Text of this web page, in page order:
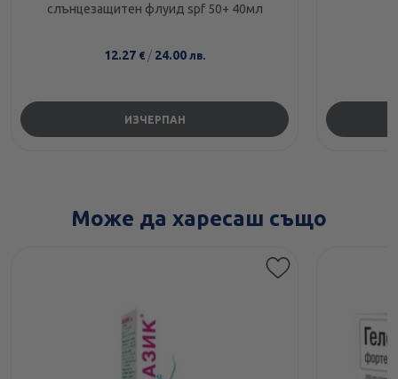
слънцезащитен флуид spf 50+ 40мл
12.27 € / 24.00 лв.
ИЗЧЕРПАН
Може да харесаш също